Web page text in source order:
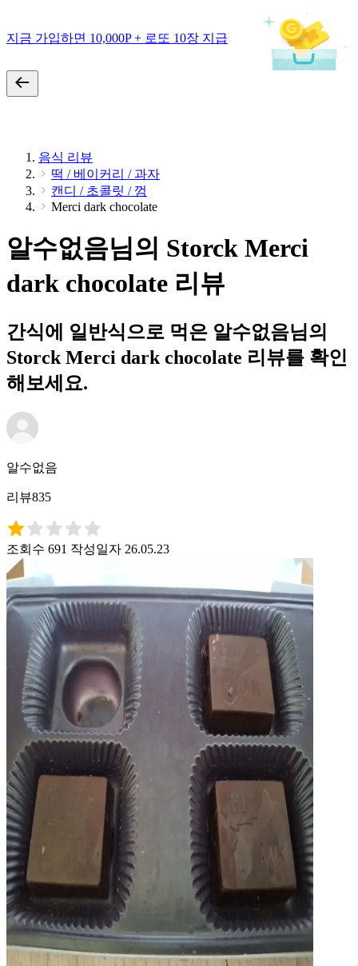
지금 가입하면 10,000P + 로또 10장 지급
음식 리뷰
떡 / 베이커리 / 과자
캔디 / 초콜릿 / 껌
Merci dark chocolate
알수없음님의 Storck Merci
dark chocolate 리뷰
간식에 일반식으로 먹은 알수없음님의
Storck Merci dark chocolate 리뷰를 확인
해보세요.
알수없음
리뷰835
조회수 691 작성일자 26.05.23